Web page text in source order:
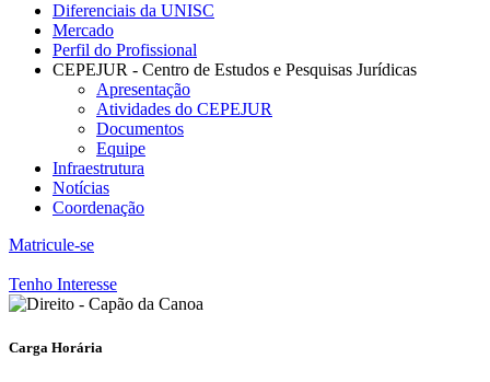
Diferenciais da UNISC
Mercado
Perfil do Profissional
CEPEJUR - Centro de Estudos e Pesquisas Jurídicas
Apresentação
Atividades do CEPEJUR
Documentos
Equipe
Infraestrutura
Notícias
Coordenação
Matricule-se
Tenho Interesse
Carga Horária